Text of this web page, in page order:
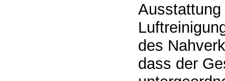
des
dass der